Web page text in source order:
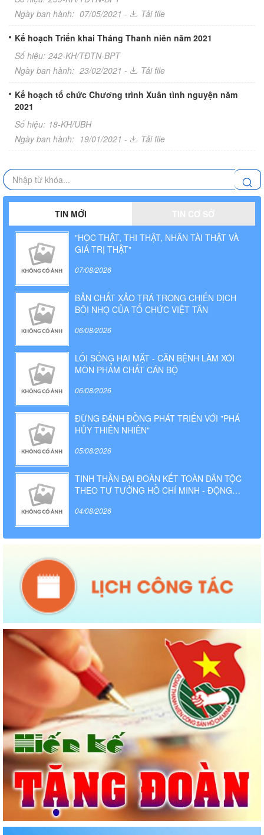
Ngày ban hành: 07/05/2021 - Tải file
Kế hoạch Triển khai Tháng Thanh niên năm 2021
Số hiệu: 242-KH/TĐTN-BPT
Ngày ban hành: 23/02/2021 - Tải file
Kế hoạch tổ chức Chương trình Xuân tình nguyện năm
2021
Số hiệu: 18-KH/UBH
Ngày ban hành: 19/01/2021 - Tải file
TIN MỚI
"HỌC THẬT, THI THẬT, NHÂN TÀI THẬT VÀ
GIÁ TRỊ THẬT"
07/08/2026
BẢN CHẤT XẢO TRÁ TRONG CHIẾN DỊCH
BÔI NHỌ CỦA TỔ CHỨC VIỆT TÂN
06/08/2026
LỐI SỐNG HAI MẶT - CĂN BỆNH LÀM XÓI
MÒN PHẨM CHẤT CÁN BỘ
06/08/2026
ĐỪNG ĐÁNH ĐỒNG PHÁT TRIỂN VỚI "PHÁ
HỦY THIÊN NHIÊN"
05/08/2026
TINH THẦN ĐẠI ĐOÀN KẾT TOÀN DÂN TỘC
THEO TƯ TƯỞNG HỒ CHÍ MINH - ĐỘNG
BẢO VỆ TỔ QUỐC TRONG KỶ NGUYÊN MỚI
04/08/2026